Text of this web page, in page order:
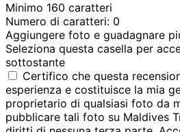
Minimo 160 caratteri
Numero di caratteri: 0
Aggiungere foto e guadagnare
Seleziona questa casella per
sottostante
Certifico che questa
esperienza e costituisce la mia
proprietario di qualsiasi foto da
pubblicare tali foto su Maldives